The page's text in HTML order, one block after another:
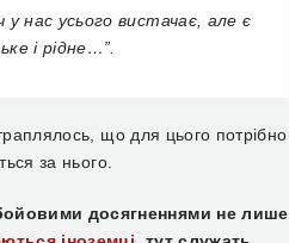
нас усього вистачає, але є
і рідне…”.
що для цього потрібно
за нього.
досягненнями не лише